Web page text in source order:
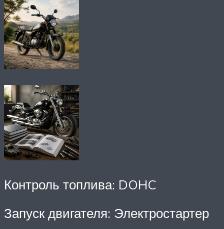
Контроль топлива: DOHC
Запуск двигателя: Электростартер